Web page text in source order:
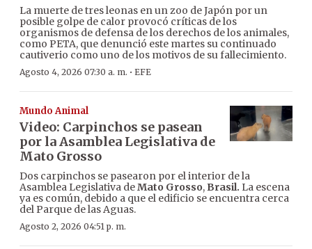
La muerte de tres leonas en un zoo de Japón por un
posible golpe de calor provocó críticas de los
organismos de defensa de los derechos de los animales,
como PETA, que denunció este martes su continuado
cautiverio como uno de los motivos de su fallecimiento.
Agosto 4, 2026 07:30 a. m. · EFE
Mundo Animal
Video: Carpinchos se pasean
por la Asamblea Legislativa de
Mato Grosso
Dos carpinchos se pasearon por el interior de la
Asamblea Legislativa deMato Grosso, Brasil. La escena
ya es común, debido a que el edificio se encuentra cerca
del Parque de las Aguas.
Agosto 2, 2026 04:51 p. m.